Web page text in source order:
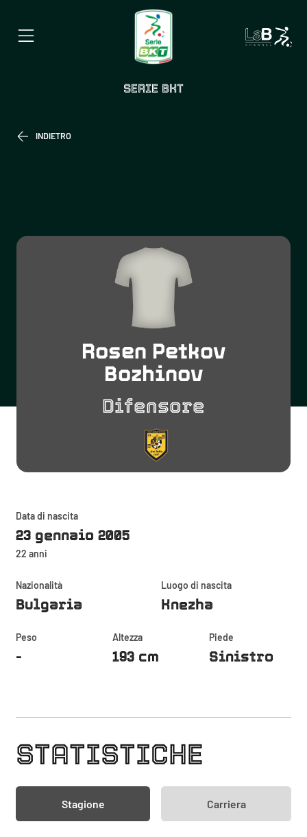
SERIE BKT
INDIETRO
Rosen Petkov
Bozhinov
Difensore
Data di nascita
23 gennaio 2005
22 anni
Nazionalità
Bulgaria
Luogo di nascita
Knezha
Peso
-
Altezza
193 cm
Piede
Sinistro
STATISTICHE
Stagione Carriera